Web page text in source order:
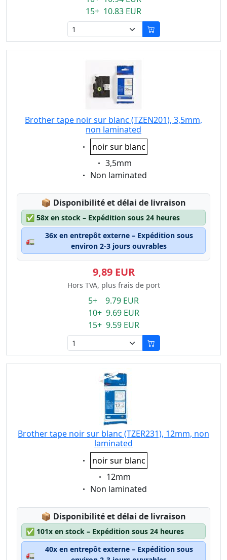
15+ 10.83 EUR
Brother tape noir sur blanc (TZEN201), 3,5mm,
non laminated
Eigenschaft:
noir sur blanc
Eigenschaft:
3,5mm
Eigenschaft:
Non laminated
📦 Lagerstatus:
Disponibilité et délai de livraison
✅ 58x en stock – Expédition sous 24 heures
🚛
36x en entrepôt externe – Expédition sous
environ 2-3 jours ouvrables
9,89 EUR
Hors TVA, plus frais de port
5+ 9.79 EUR
10+ 9.69 EUR
15+ 9.59 EUR
Brother tape noir sur blanc (TZER231), 12mm, non
laminated
Eigenschaft:
noir sur blanc
Eigenschaft:
12mm
Eigenschaft:
Non laminated
📦 Lagerstatus:
Disponibilité et délai de livraison
✅ 101x en stock – Expédition sous 24 heures
🚛
40x en entrepôt externe – Expédition sous